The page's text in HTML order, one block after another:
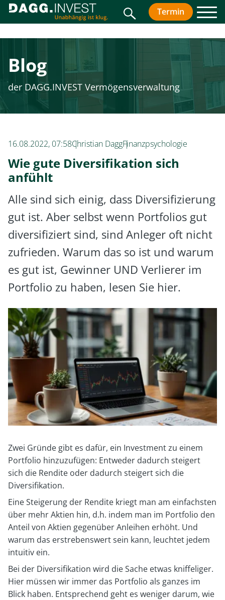
SucheTermin
Blog
der DAGG.INVEST Vermögensverwaltung
16.08.2022, 07:58Christian DaggFinanzpsychologie
Wie gute Diversifikation sich
anfühlt
Alle sind sich einig, dass Diversifizierung
gut ist. Aber selbst wenn Portfolios gut
diversifiziert sind, sind Anleger oft nicht
zufrieden. Warum das so ist und warum
es gut ist, Gewinner UND Verlierer im
Portfolio zu haben, lesen Sie hier.
Zwei Gründe gibt es dafür, ein Investment zu einem
Portfolio hinzuzufügen: Entweder dadurch steigert
sich die Rendite oder dadurch steigert sich die
Diversifikation.
Eine Steigerung der Rendite kriegt man am einfachsten
über mehr Aktien hin, d.h. indem man im Portfolio den
Anteil von Aktien gegenüber Anleihen erhöht. Und
warum das erstrebenswert sein kann, leuchtet jedem
intuitiv ein.
Bei der Diversifikation wird die Sache etwas kniffeliger.
Hier müssen wir immer das Portfolio als ganzes im
Blick haben. Entsprechend geht es weniger darum, wie